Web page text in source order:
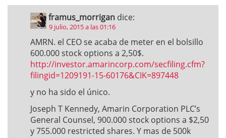
framus_morrigan dice:
9 julio, 2015 a las 01:16
AMRN. el CEO se acaba de meter en el bolsillo
600.000 stock options a 2,50$.
http://investor.amarincorp.com/secfiling.cfm?
filingid=1209191-15-60176&CIK=897448
y no ha sido el único.
Joseph T Kennedy, Amarin Corporation PLC’s
General Counsel, 900.000 stock options a $2,50
y 755.000 restricted shares. Y mas de 500k